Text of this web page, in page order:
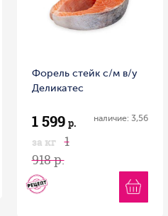
Форель стейк с/м в/у
Деликатес
1 599 р.
за кг
1
918 р.
наличие: 3,56